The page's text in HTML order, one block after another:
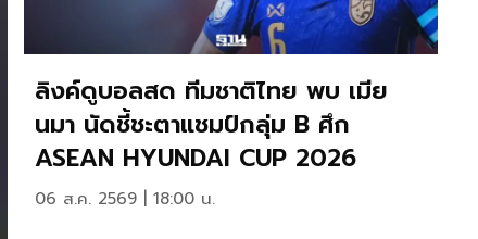
ลิงค์ดูบอลสด ทีมชาติไทย พบ เมีย
นมา นัดชี้ชะตาแชมป์กลุ่ม B ศึก
ASEAN HYUNDAI CUP 2026
06 ส.ค. 2569 | 18:00 น.